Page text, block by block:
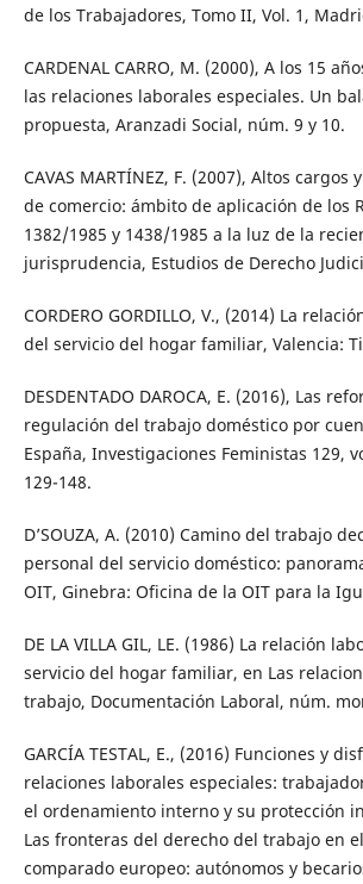
de los Trabajadores, Tomo II, Vol. 1,
CARDENAL CARRO, M. (2000), A los 15
las relaciones laborales especiales. Un
propuesta, Aranzadi Social, núm. 9 y 10.
CAVAS MARTÍNEZ, F. (2007), Altos cargos
de comercio: ámbito de aplicación de los
1382/1985 y 1438/1985 a la luz de la
jurisprudencia, Estudios de Derecho
CORDERO GORDILLO, V., (2014) La
del servicio del hogar familiar, Valencia:
DESDENTADO DAROCA, E. (2016), Las
regulación del trabajo doméstico por
España, Investigaciones Feministas 129,
129-148.
D’SOUZA, A. (2010) Camino del trabajo
personal del servicio doméstico:
OIT, Ginebra: Oficina de la OIT para la
DE LA VILLA GIL, LE. (1986) La relación
servicio del hogar familiar, en Las
trabajo, Documentación Laboral, núm.
GARCÍA TESTAL, E., (2016) Funciones y
relaciones laborales especiales:
el ordenamiento interno y su protección
Las fronteras del derecho del trabajo en
comparado europeo: autónomos y